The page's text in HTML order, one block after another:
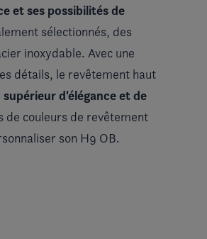
et ses possibilités de
sélectionnés, des
inoxydable. Avec une
détails, le revêtement haut
supérieur d'élégance et de
de couleurs de revêtement
son H9 OB.